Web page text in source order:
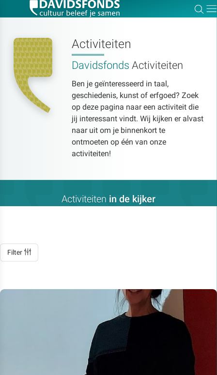
Activiteiten
Davidsfonds Activiteiten
Ben je geïnteresseerd in taal,
geschiedenis, kunst of erfgoed? Zoek
op deze pagina naar een activiteit die
jij interessant vindt. Wij kijken er alvast
naar uit om je binnenkort te
ontmoeten op één van onze
activiteiten!
Activiteiten in de kijker
Filter
Zoek:
Zoeken